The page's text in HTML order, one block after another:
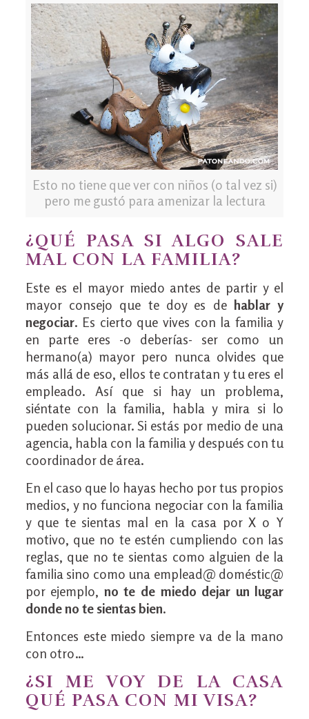
Esto no tiene que ver con niños (o tal vez si)
pero me gustó para amenizar la lectura
¿QUÉ PASA SI ALGO SALE
MAL CON LA FAMILIA?
Este es el mayor miedo antes de partir y el
mayor consejo que te doy es de hablar y
negociar. Es cierto que vives con la familia y
en parte eres -o deberías- ser como un
hermano(a) mayor pero nunca olvides que
más allá de eso, ellos te contratan y tu eres el
empleado. Así que si hay un problema,
siéntate con la familia, habla y mira si lo
pueden solucionar. Si estás por medio de una
agencia, habla con la familia y después con tu
coordinador de área.
En el caso que lo hayas hecho por tus propios
medios, y no funciona negociar con la familia
y que te sientas mal en la casa por X o Y
motivo, que no te estén cumpliendo con las
reglas, que no te sientas como alguien de la
familia sino como una emplead@ doméstic@
por ejemplo, no te de miedo dejar un lugar
donde no te sientas bien.
Entonces este miedo siempre va de la mano
con otro…
¿SI ME VOY DE LA CASA
QUÉ PASA CON MI VISA?